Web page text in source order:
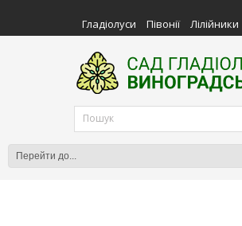
Гладіолуси Півонії Лілійники